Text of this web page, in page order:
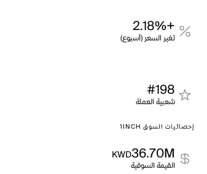
+2.18%
تغير السعر (أسبوع)
#198
شعبية العملة
إحصائيات السوق 1INCH
36.70M
KWD
القيمة السوقية